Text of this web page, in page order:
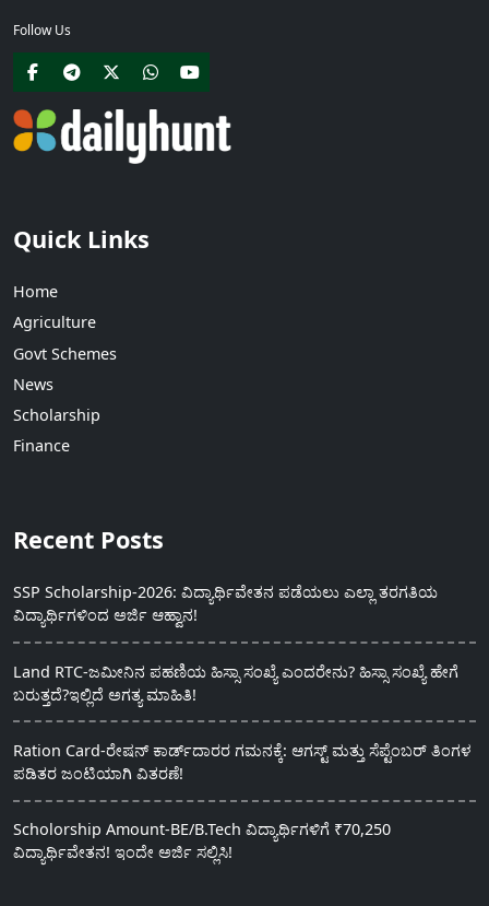
Follow Us
Quick Links
Home
Agriculture
Govt Schemes
News
Scholarship
Finance
Recent Posts
SSP Scholarship-2026: ವಿದ್ಯಾರ್ಥಿವೇತನ ಪಡೆಯಲು ಎಲ್ಲಾ ತರಗತಿಯ
ವಿದ್ಯಾರ್ಥಿಗಳಿಂದ ಅರ್ಜಿ ಆಹ್ವಾನ!
Land RTC-ಜಮೀನಿನ ಪಹಣಿಯ ಹಿಸ್ಸಾ ಸಂಖ್ಯೆ ಎಂದರೇನು? ಹಿಸ್ಸಾ ಸಂಖ್ಯೆ ಹೇಗೆ
ಬರುತ್ತದೆ?ಇಲ್ಲಿದೆ ಅಗತ್ಯ ಮಾಹಿತಿ!
Ration Card-ರೇಷನ್ ಕಾರ್ಡ್‍ದಾರರ ಗಮನಕ್ಕೆ: ಆಗಸ್ಟ್ ಮತ್ತು ಸೆಪ್ಟೆಂಬರ್ ತಿಂಗಳ
ಪಡಿತರ ಜಂಟಿಯಾಗಿ ವಿತರಣೆ!
Scholorship Amount-BE/B.Tech ವಿದ್ಯಾರ್ಥಿಗಳಿಗೆ ₹70,250
ವಿದ್ಯಾರ್ಥಿವೇತನ! ಇಂದೇ ಅರ್ಜಿ ಸಲ್ಲಿಸಿ!